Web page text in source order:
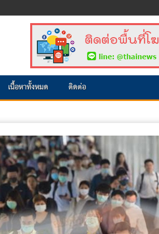
เนื้อหาทั้งหมด ติดต่อ